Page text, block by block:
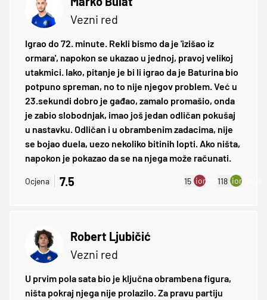
Vezni red
Igrao do 72. minute. Rekli bismo da je 'izišao iz
ormara', napokon se ukazao u jednoj, pravoj velikoj
utakmici. Iako, pitanje je bi li igrao da je Baturina bio
potpuno spreman, no to nije njegov problem. Već u
23.sekundi dobro je gađao, zamalo promašio, onda
je zabio slobodnjak, imao još jedan odličan pokušaj
u nastavku. Odličan i u obrambenim zadacima, nije
se bojao duela, uezo nekoliko bitinih lopti. Ako ništa,
napokon je pokazao da se na njega može računati.
Ocjena 7.5 15 ion:minus
118 ion:plus
Robert Ljubičić
Vezni red
U prvim pola sata bio je ključna obrambena figura,
ništa pokraj njega nije prolazilo. Za pravu partiju